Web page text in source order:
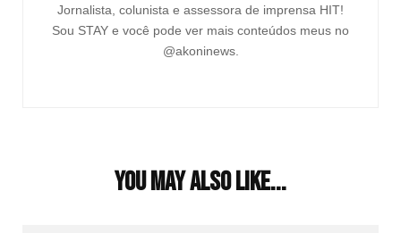
Jornalista, colunista e assessora de imprensa HIT!
Sou STAY e você pode ver mais conteúdos meus no
@akoninews.
You may also like...